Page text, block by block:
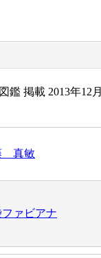
鑑 掲載 2013年12月
真敏
ァビアナ